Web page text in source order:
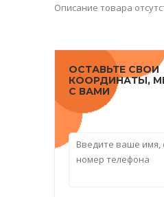
Описание товара
ОСТАВЬТЕ СВОИ
КООРДИНАТЫ,
С ВАМИ